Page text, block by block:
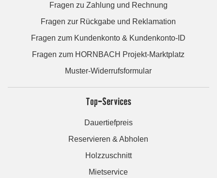
Fragen zu Zahlung und Rechnung
Fragen zur Rückgabe und Reklamation
Fragen zum Kundenkonto & Kundenkonto-ID
Fragen zum HORNBACH Projekt-Marktplatz
Muster-Widerrufsformular
Top-Services
Dauertiefpreis
Reservieren & Abholen
Holzzuschnitt
Mietservice